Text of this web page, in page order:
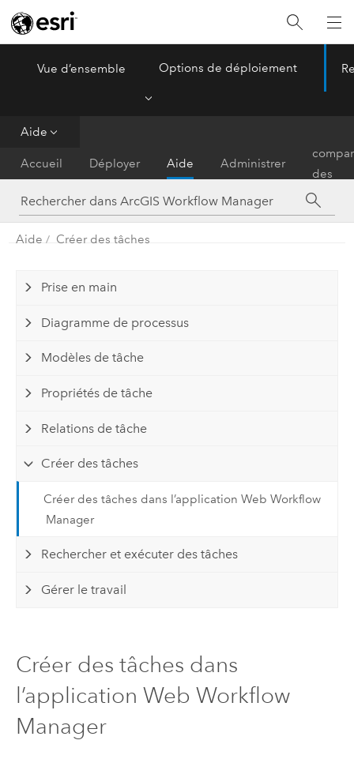
ArcGIS Workflow Manager
Vue d’ensemble Options de déploiement
Aide
Accueil Déployer Aide Administrer
des
Aide Créer des tâches
Prise en main
Diagramme de processus
Modèles de tâche
Propriétés de tâche
Relations de tâche
Créer des tâches
Créer des tâches dans l’application Web Workflow
Manager
Rechercher et exécuter des tâches
Gérer le travail
Créer des tâches dans
l’application Web Workflow
Manager